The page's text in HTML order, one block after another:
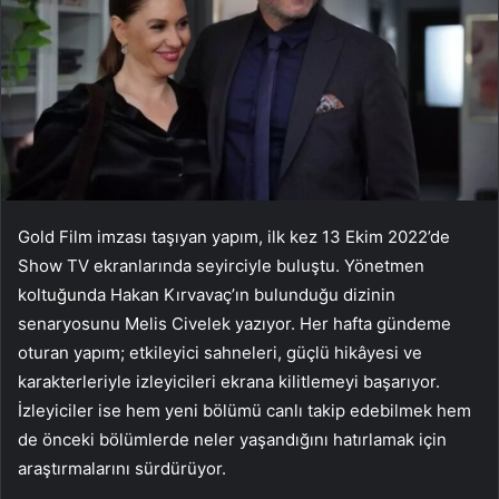
Gold Film imzası taşıyan yapım, ilk kez 13 Ekim 2022’de
Show TV ekranlarında seyirciyle buluştu. Yönetmen
koltuğunda Hakan Kırvavaç’ın bulunduğu dizinin
senaryosunu Melis Civelek yazıyor. Her hafta gündeme
oturan yapım; etkileyici sahneleri, güçlü hikâyesi ve
karakterleriyle izleyicileri ekrana kilitlemeyi başarıyor.
İzleyiciler ise hem yeni bölümü canlı takip edebilmek hem
de önceki bölümlerde neler yaşandığını hatırlamak için
araştırmalarını sürdürüyor.